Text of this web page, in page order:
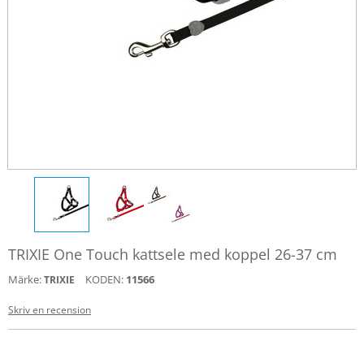
TRIXIE One Touch kattsele med koppel 26-37 cm
Märke:TRIXIE KODEN: 11566
Skriv en recension